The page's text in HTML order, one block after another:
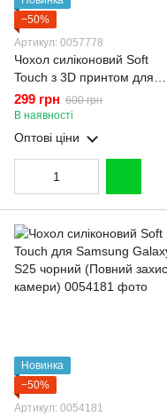
−50%
Артикул: 0057778
Чохол силіконовий Soft
Touch з 3D принтом для
Samsung Galaxy S25
коричневий (Повний захист
камери)
299 грн 600 грн
В наявності
Оптові ціни
Новинка
−50%
Артикул: 0054181